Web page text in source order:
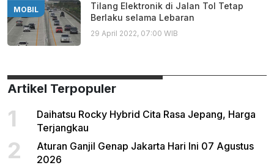
MOBIL
Tilang Elektronik di Jalan Tol Tetap
Berlaku selama Lebaran
29 April 2022, 07:00 WIB
Artikel Terpopuler
1
Daihatsu Rocky Hybrid Cita Rasa Jepang, Harga
Terjangkau
2
Aturan Ganjil Genap Jakarta Hari Ini 07 Agustus
2026